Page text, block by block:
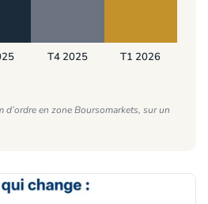
T4 2025 T1 2026
en zone Boursomarkets, sur un